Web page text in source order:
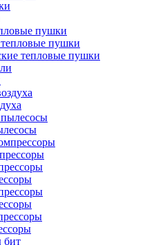
пушки
пушки
тепловые пушки